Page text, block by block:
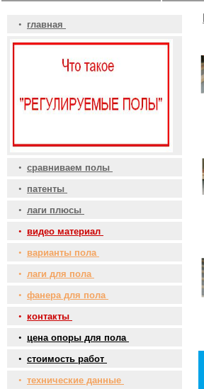
• главная
• сравниваем полы
• патенты
• лаги плюсы
• видео материал
• варианты пола
• лаги для пола
• фанера для пола
• контакты
• цена опоры для пола
• стоимость работ
• технические данные